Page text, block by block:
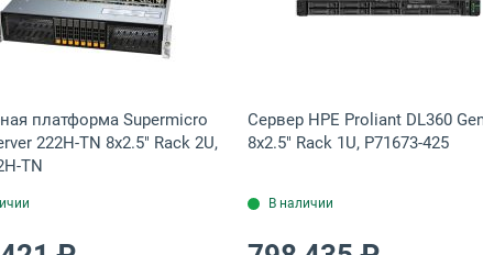
4U, 90SF02I2-M003E0
Supermicro SuperServer 221H-TN24R 24x2.5" Rack 2U, SYS-
Открыть товар: Серверная платформа Supermicro
платформа Supermicro
222H-TN 8x2.5" Rack 2U,
TN
Открыть
Сервер HPE Proliant DL360
8x2.5" Rack 1U, P71673-425
В наличии